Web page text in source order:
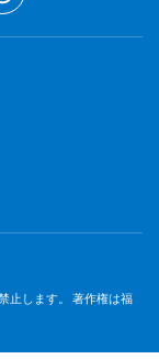
止します。 著作権は福